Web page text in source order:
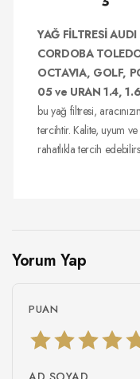
YAĞ FİLTRESİ
CORDOBA
OCTAVIA, GOLF,
05 ve URAN 1.4,
bu yağ filtresi,
tercihtir. Kalite, uyum
rahatlıkla tercih
Yorum Yap
PUAN